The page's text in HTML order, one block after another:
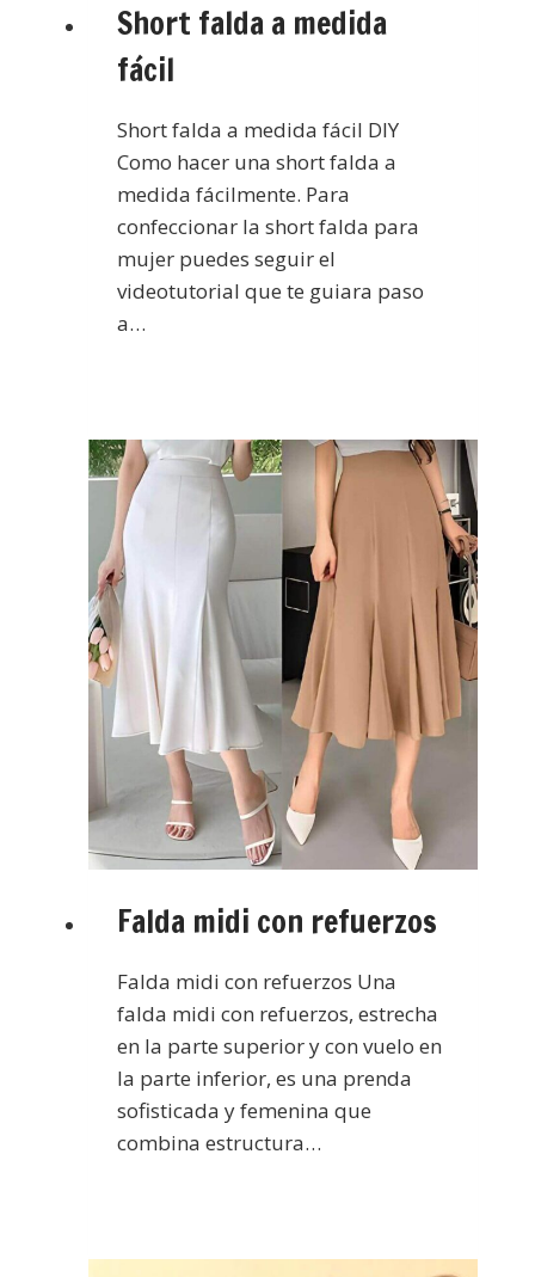
Short falda a medida
fácil
Short falda a medida fácil DIY
Como hacer una short falda a
medida fácilmente. Para
confeccionar la short falda para
mujer puedes seguir el
videotutorial que te guiara paso
a…
Falda midi con refuerzos
Falda midi con refuerzos Una
falda midi con refuerzos, estrecha
en la parte superior y con vuelo en
la parte inferior, es una prenda
sofisticada y femenina que
combina estructura…